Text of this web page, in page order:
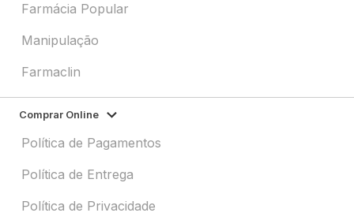
Farmácia Popular
Manipulação
Farmaclin
Comprar Online
Política de Pagamentos
Política de Entrega
Política de Privacidade